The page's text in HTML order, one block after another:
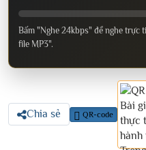
Bấm "Nghe 24kbps" để nghe trực
file MP3".
Chia sẻ QR-code